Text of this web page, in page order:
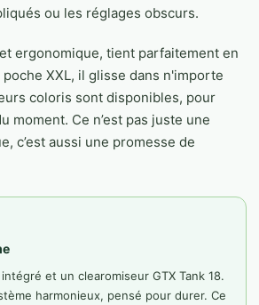
ou les réglages obscurs.
ergonomique, tient parfaitement en
XXL, il glisse dans n'importe
coloris sont disponibles, pour
moment. Ce n’est pas juste une
c’est aussi une promesse de
et un clearomiseur GTX Tank 18.
harmonieux, pensé pour durer. Ce